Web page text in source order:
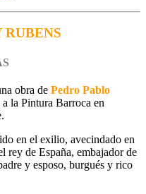
RUBENS
obra de Pedro Pablo
la Pintura Barroca en
en el exilio, avecindado en
rey de España, embajador de
y esposo, burgués y rico